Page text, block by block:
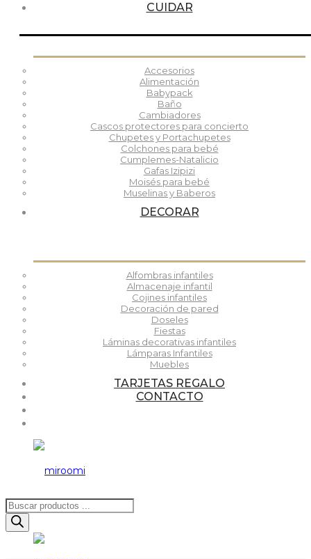
CUIDAR
Accesorios
Alimentación
Babypack
Baño
Cambiadores
Cascos protectores para concierto
Chupetes y Portachupetes
Colchones para bebé
Cumplemes-Natalicio
Gafas Izipizi
Moisés para bebé
Muselinas y Baberos
DECORAR
Alfombras infantiles
Almacenaje infantil
Cojines infantiles
Decoración de pared
Doseles
Fiestas
Láminas decorativas infantiles
Lámparas Infantiles
Muebles
TARJETAS REGALO
CONTACTO
Búsqueda
de
productos